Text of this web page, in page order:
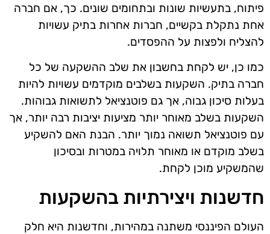
פיתוח, בתעשיות שונות ובתחומים שונים. כך, אם חברה
אחת נתקלת בקשיים, חברות אחרות בתיק עשויות
להצליח ולפצות על ההפסדים.
כמו כן, יש לקחת בחשבון את שלב ההשקעה של כל
חברה בתיק. השקעות בשלבים מוקדמים עשויות להיות
בעלות סיכון גבוה, אך גם פוטנציאל לתשואות גבוהות.
השקעות בשלב מאוחר יותר מציעות יציבות רבה יותר, אך
עם פוטנציאל תשואה נמוך יותר. הבנת האם להשקיע
בשלב מוקדם או מאוחר תלויה במטרות ובסיכון
שהמשקיע מוכן לקחת.
חדשנות ויצירתיות בהשקעות
העולם הפיננסי משתנה במהירות, וחדשנות היא חלק